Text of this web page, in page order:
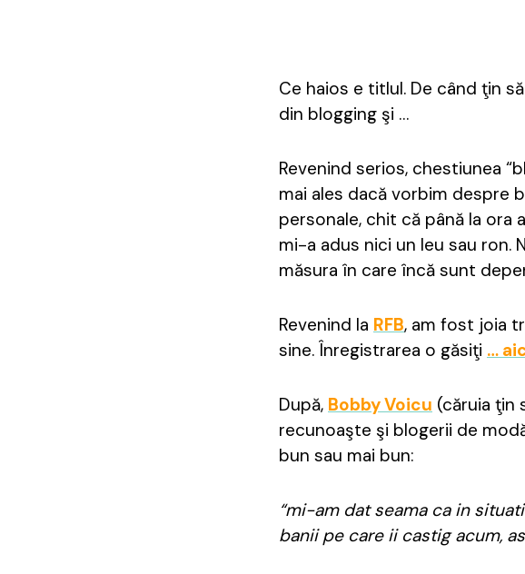
Ce haios e titlul. De când ţin
din blogging şi …
Revenind serios, chestiunea
mai ales dacă vorbim despre
personale, chit că până la ora
mi-a adus nici un leu sau ron.
măsura în care încă sunt
Revenind la RFB, am fost joia
sine. Înregistrarea o găsiţi …
După, Bobby Voicu (căruia ţin
recunoaşte şi blogerii de
bun sau mai bun:
“mi-am dat seama ca in
banii pe care ii castig acum,